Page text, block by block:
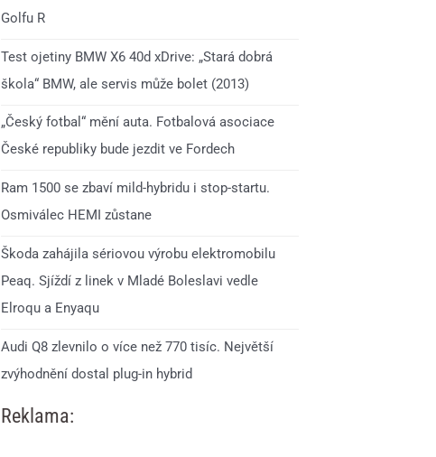
Golfu R
Test ojetiny BMW X6 40d xDrive: „Stará dobrá
škola“ BMW, ale servis může bolet (2013)
„Český fotbal“ mění auta. Fotbalová asociace
České republiky bude jezdit ve Fordech
Ram 1500 se zbaví mild-hybridu i stop-startu.
Osmiválec HEMI zůstane
Škoda zahájila sériovou výrobu elektromobilu
Peaq. Sjíždí z linek v Mladé Boleslavi vedle
Elroqu a Enyaqu
Audi Q8 zlevnilo o více než 770 tisíc. Největší
zvýhodnění dostal plug-in hybrid
Reklama: